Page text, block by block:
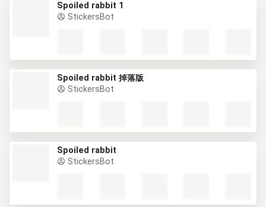
Spoiled rabbit 1
StickersBot
Spoiled rabbit 掉落版
StickersBot
Spoiled rabbit
StickersBot